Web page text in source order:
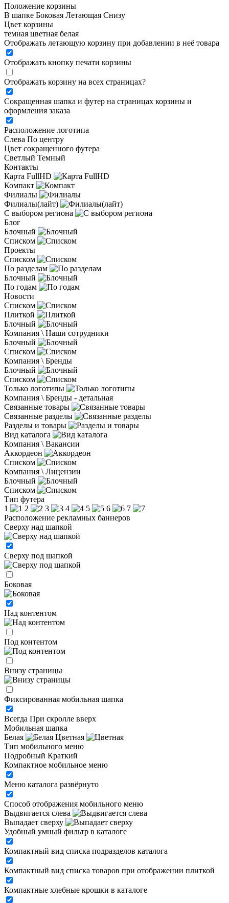
Положение корзины
В шапке Боковая Летающая Снизу
Цвет корзины
темная цветная белая
Отображать летающую корзину при добавлении в неё товара
Отображать кнопку печати корзины
Отображать корзину на всех страницах?
Сокращенная шапка и футер на страницах корзины и
оформления заказа
Расположение логотипа
Cлева По центру
Цвет сокращенного футера
Светлый Темный
Контакты
Карта FullHD
Компакт
Филиалы
Филиалы(лайт)
С выбором региона
Блог
Блочный
Списком
Проекты
Списком
По разделам
Блочный
По годам
Новости
Списком
Плиткой
Блочный
Компания \ Наши сотрудники
Блочный
Списком
Компания \ Бренды
Блочный
Списком
Только логотипы
Компания \ Бренды - детальная
Связанные товары
Связанные разделы
Разделы и товары
Вид каталога
Компания \ Вакансии
Аккордеон
Списком
Компания \ Лицензии
Блочный
Списком
Тип футера
1
2 3 4 5 6
7
Расположение рекламных баннеров
Сверху над шапкой
Сверху под шапкой
Боковая
Над контентом
Под контентом
Внизу страницы
Фиксированная мобильная шапка
Всегда При скролле вверх
Мобильная шапка
Белая
Цветная
Тип мобильного меню
Подробный Краткий
Компактное мобильное меню
Меню каталога развёрнуто
Способ отображения мобильного меню
Выдвигается слева
Выпадает сверху
Удобный умный фильтр в каталоге
Компактный вид списка подразделов каталога
Компактный вид списка товаров при отображении плиткой
Компактные хлебные крошки в каталоге